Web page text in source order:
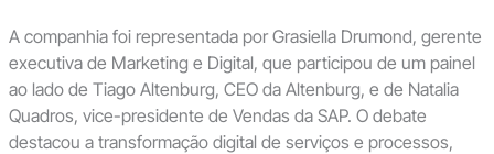
A companhia foi representada por Grasiella Drumond, gerente
executiva de Marketing e Digital, que participou de um painel
ao lado de Tiago Altenburg, CEO da Altenburg, e de Natalia
Quadros, vice-presidente de Vendas da SAP. O debate
destacou a transformação digital de serviços e processos,